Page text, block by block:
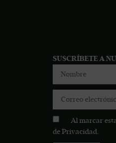
SUSCRÍBETE A
Al marcar
de Privacidad.